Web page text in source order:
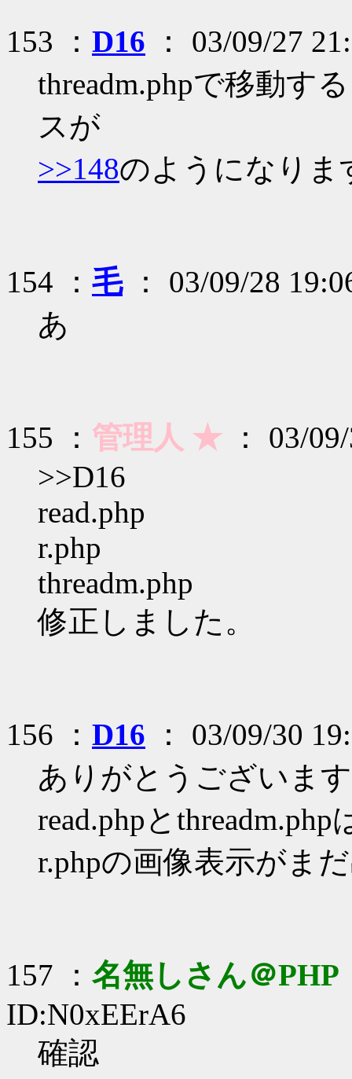
153 ： D16 ： 03/09/27
threadm.phpで移動す
スが
>>148のようになりま
154 ： 毛： 03/09/28
あ
155 ： 管理人 ★ ： 03/
>>D16
read.php
r.php
threadm.php
修正しました。
156 ： D16 ： 03/09/30
ありがとうございます
read.phpと
r.phpの画像表示がま
157 ： 名無しさん＠PHP
ID:N0xEErA6
確認